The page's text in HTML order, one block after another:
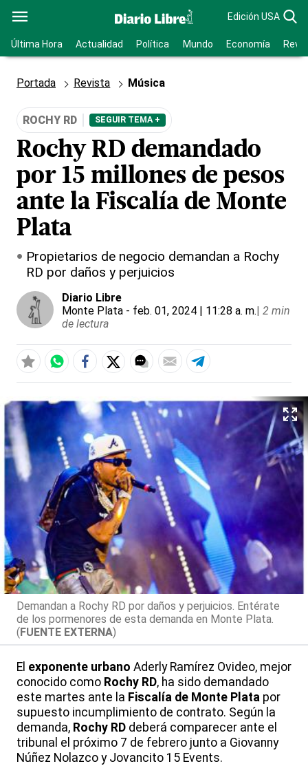
Edición USA
Última Hora Actualidad Política Mundo Economía
Portada Revista Música
ROCHY RD SEGUIR TEMA +
Rochy RD demandado
por 15 millones de pesos
ante la Fiscalía de Monte
Plata
Propietarios de negocio demandan a Rochy
RD por daños y perjuicios
Diario Libre
Monte Plata - feb. 01, 2024 | 11:28 a. m.| 2 min
de lectura
Demandan a Rochy RD por daños y perjuicios. Entérate
de los pormenores de esta demanda en Monte Plata.
(FUENTE EXTERNA)
El exponente urbano Aderly Ramírez Ovideo, mejor
conocido como Rochy RD, ha sido demandado
este martes ante la Fiscalía de Monte Plata por
supuesto incumplimiento de contrato. Según la
demanda, Rochy RD deberá comparecer ante el
tribunal el próximo 7 de febrero junto a Giovanny
Núñez Nolazco y Jovancito 15 Events.